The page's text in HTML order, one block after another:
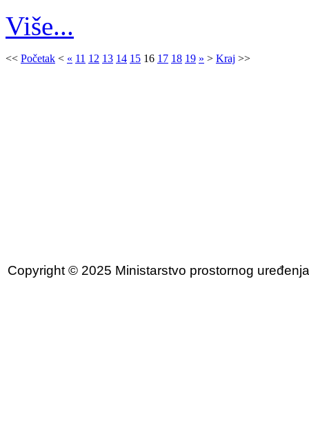
Više...
<< Početak < « 11 12 13 14 15 16 17 18 19 » > Kraj >>
Copyright © 2025 Ministarstvo prostornog